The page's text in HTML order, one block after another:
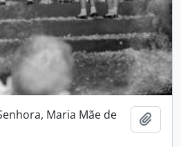
Maria Mãe de